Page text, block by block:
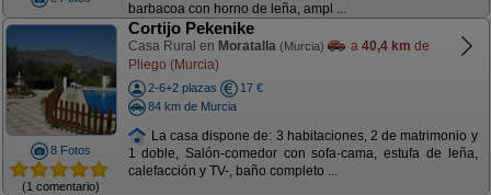
barbacoa con horno de leña, ampl ...
8 Fotos
(1 comentario)
Cortijo Pekenike
Casa Rural en Moratalla (Murcia) a 40,4 km de
Pliego (Murcia)
2-6+2 plazas
17 €
84 km de Murcia
La casa dispone de: 3 habitaciones, 2 de matrimonio y
1 doble, Salón-comedor con sofa-cama, estufa de leña,
calefacción y TV-, baño completo ...